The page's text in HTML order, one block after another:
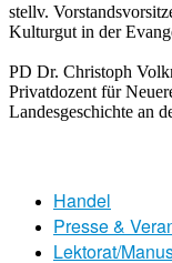
stellv.
Kulturgut in der
PD Dr. Christoph
Privatdozent für
Landesgeschichte an
Handel
Presse &
Lektorat/